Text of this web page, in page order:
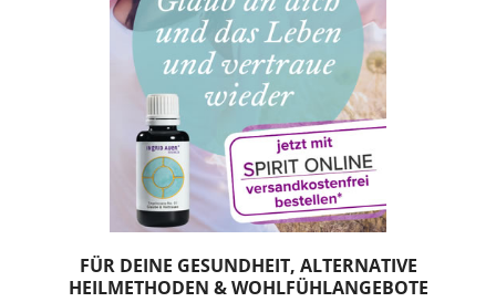
FÜR DEINE GESUNDHEIT, ALTERNATIVE
HEILMETHODEN & WOHLFÜHLANGEBOTE